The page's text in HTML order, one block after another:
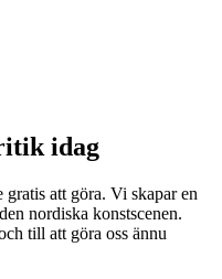
idag
att göra. Vi skapar en
nordiska konstscenen.
till att göra oss ännu